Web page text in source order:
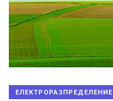
ЕЛЕКТРОРАЗПРЕДЕЛЕНИЕ